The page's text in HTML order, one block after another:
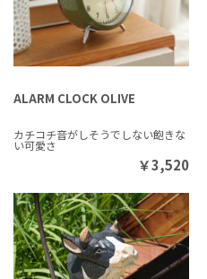
ALARM CLOCK OLIVE
カチコチ音がしそうでしない飽きな
い可愛さ
￥3,520